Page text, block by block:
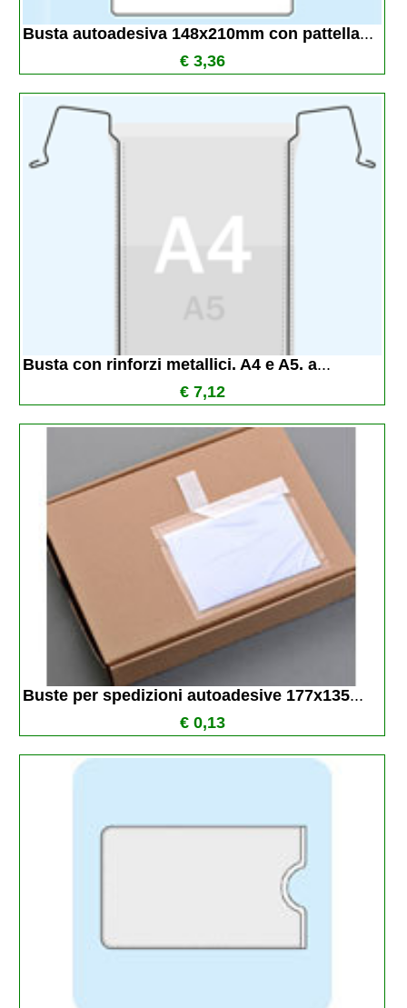
Busta autoadesiva 148x210mm con pattella...
€ 3,36
Busta con rinforzi metallici. A4 e A5. a...
€ 7,12
Buste per spedizioni autoadesive 177x135...
€ 0,13